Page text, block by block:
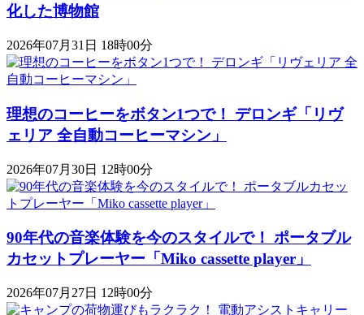
化した博物館
2026年07月31日 18時00分
理想のコーヒーをボタン1つで！ デロンギ「リヴ
ェリア 全自動コーヒーマシン」
2026年07月30日 12時00分
90年代の音楽体験を今のスタイルで！ ポータブル
カセットプレーヤー「Miko cassette player」
2026年07月27日 12時00分